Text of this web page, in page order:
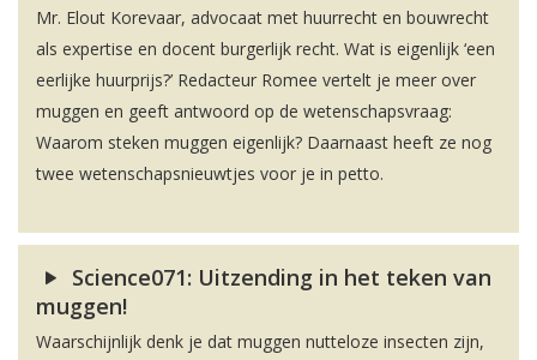
Mr. Elout Korevaar, advocaat met huurrecht en bouwrecht
als expertise en docent burgerlijk recht. Wat is eigenlijk ‘een
eerlijke huurprijs?’ Redacteur Romee vertelt je meer over
muggen en geeft antwoord op de wetenschapsvraag:
Waarom steken muggen eigenlijk? Daarnaast heeft ze nog
twee wetenschapsnieuwtjes voor je in petto.
Science071: Uitzending in het teken van
muggen!
Waarschijnlijk denk je dat muggen nutteloze insecten zijn,